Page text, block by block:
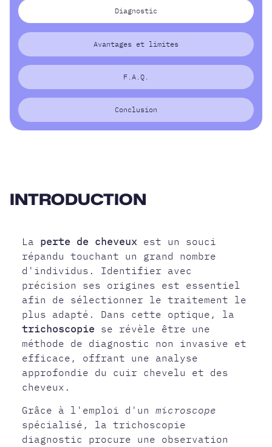
Diagnostic
Avantages et limites
F.A.Q.
Conclusion
INTRODUCTION
La perte de cheveux est un souci
répandu touchant un grand nombre
d'individus. Identifier avec
précision ses origines est essentiel
afin de sélectionner le traitement le
plus adapté. Dans cette optique, la
trichoscopie se révèle être une
méthode de diagnostic non invasive et
efficace, offrant une analyse
approfondie du cuir chevelu et des
cheveux.
Grâce à l'emploi d'unmicroscope
spécialisé, la trichoscopie
diagnostic procure une observation